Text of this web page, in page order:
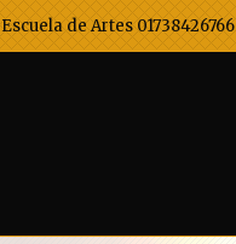
Escuela de Artes 01738426766